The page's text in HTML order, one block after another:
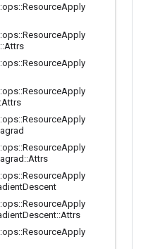
ops::ResourceApply
ops::ResourceApply
::Attrs
ops::ResourceApply
ops::ResourceApply
Attrs
ops::ResourceApply
ops::ResourceApply
::Attrs
ops::ResourceApply
Descent
ops::ResourceApply
Descent::Attrs
ops::ResourceApply